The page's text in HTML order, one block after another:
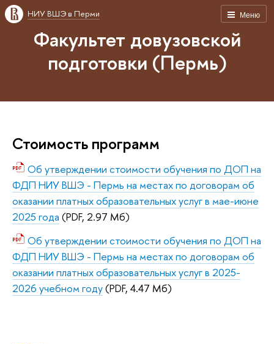
Меню
НИУ ВШЭ в Перми
Факультет довузовской
подготовки (Пермь)
Стоимость программ
Об утверждении стоимости обучения по ДОП на
ФДП НИУ ВШЭ - Пермь на местах по договорам об
оказании платных образовательных услуг в мае-июне
2025 года (PDF, 2.97 Мб)
Об утверждении стоимости обучения по ДОП на
ФДП НИУ ВШЭ - Пермь на местах по договорам об
оказании платных образовательных услуг в 2025-
2026 учебном году(PDF, 4.47 Мб)